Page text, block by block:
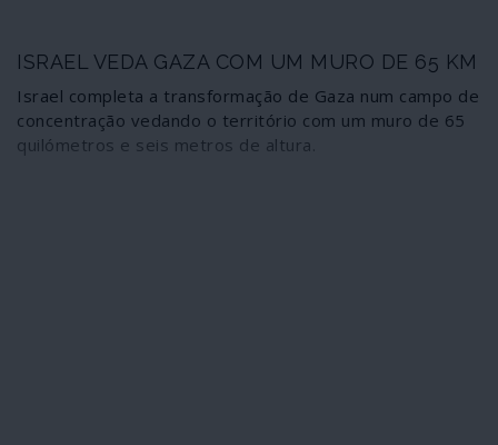
ISRAEL VEDA GAZA COM UM MURO DE 65 KM
Israel completa a transformação de Gaza num campo de
concentração vedando o território com um muro de 65
quilómetros e seis metros de altura.